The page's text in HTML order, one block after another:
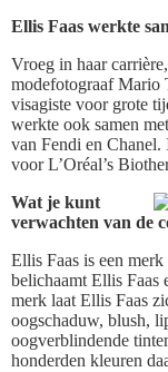
Ellis Faas werkte
Vroeg in haar
modefotograaf Mario
visagiste voor grote
werkte ook samen
van Fendi en Chanel.
voor L’Oréal’s
Wat je kunt
verwachten van de
Ellis Faas is een
belichaamt Ellis Faas
merk laat Ellis Faas
oogschaduw, blush,
oogverblindende
honderden kleuren